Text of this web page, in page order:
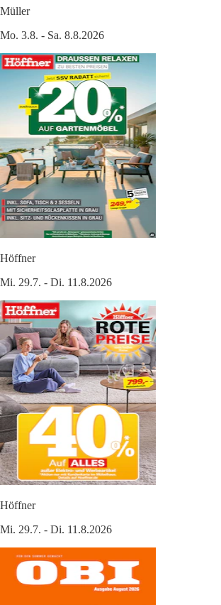
Müller
Mo. 3.8. - Sa. 8.8.2026
Höffner
Mi. 29.7. - Di. 11.8.2026
Höffner
Mi. 29.7. - Di. 11.8.2026